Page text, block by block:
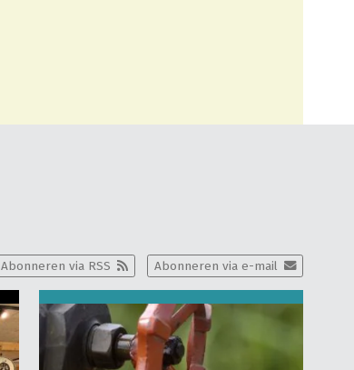
Abonneren via e-mail
Abonneren via RSS